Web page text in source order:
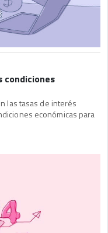
condiciones
las tasas de interés
económicas para